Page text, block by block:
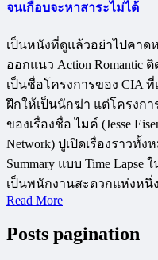
จนเกือบจะหาสาระไม่ได้
เป็นหนังที่ดูแล้วอย่าไปคาด
ออกแนว Action Romantic ติ
เป็นชื่อโครงการของ CIA
ฝึกให้เป็นนักฆ่า แต่โครงก
ของเรื่องชื่อ ไมค์ (Jesse
Network) ปูเปิดเรื่องราวทั้
Summary แบบ Time
เป็นพนักงานสะดวกแห่งห
Read More
Posts pagination